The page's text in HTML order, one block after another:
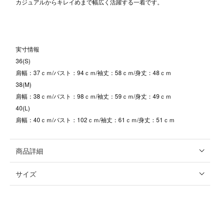
カジュアルからキレイめまで幅広く活躍する一着です。
実寸情報
36(S)
肩幅：37ｃｍ/バスト：94ｃｍ/袖丈：58ｃｍ/身丈：48ｃｍ
38(M)
肩幅：38ｃｍ/バスト：98ｃｍ/袖丈：59ｃｍ/身丈：49ｃｍ
40(L)
肩幅：40ｃｍ/バスト：102ｃｍ/袖丈：61ｃｍ/身丈：51ｃｍ
商品詳細
サイズ